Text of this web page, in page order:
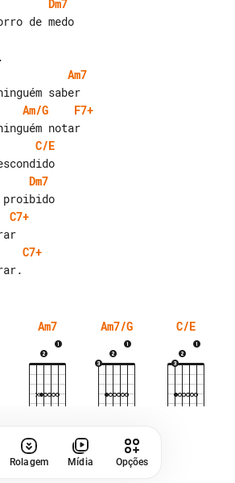
Dm7
Am7
Am/G
F7+
C/E
Dm7
C7+
C7+
Am7 Am7/G C/E
Rolagem Mídia Opções